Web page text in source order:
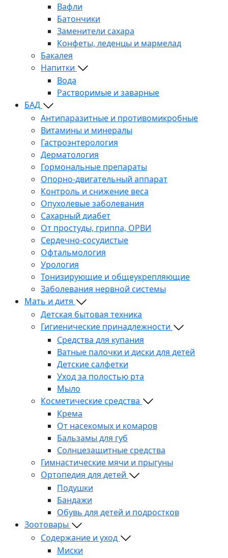
Вафли
Батончики
Заменители сахара
Конфеты, леденцы и мармелад
Бакалея
Напитки
Вода
Растворимые и заварные
БАД
Антипаразитные и противомикробные
Витамины и минералы
Гастроэнтерология
Дерматология
Гормональные препараты
Опорно-двигательный аппарат
Контроль и снижение веса
Опухолевые заболевания
Сахарный диабет
От простуды, гриппа, ОРВИ
Сердечно-сосудистые
Офтальмология
Урология
Тонизирующие и общеукрепляющие
Заболевания нервной системы
Мать и дитя
Детская бытовая техника
Гигиенические принадлежности
Средства для купания
Ватные палочки и диски для детей
Детские салфетки
Уход за полостью рта
Мыло
Косметические средства
Крема
От насекомых и комаров
Бальзамы для губ
Солнцезащитные средства
Гимнастические мячи и прыгуны
Ортопедия для детей
Подушки
Бандажи
Обувь для детей и подростков
Зоотовары
Содержание и уход
Миски